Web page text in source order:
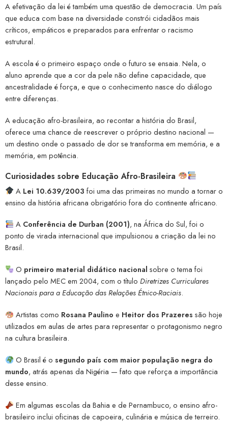
A efetivação da lei é também uma questão de democracia. Um país
que educa com base na diversidade constrói cidadãos mais
críticos, empáticos e preparados para enfrentar o racismo
estrutural.
A escola é o primeiro espaço onde o futuro se ensaia. Nela, o
aluno aprende que a cor da pele não define capacidade, que
ancestralidade é força, e que o conhecimento nasce do diálogo
entre diferenças.
A educação afro-brasileira, ao recontar a história do Brasil,
oferece uma chance de reescrever o próprio destino nacional —
um destino onde o passado de dor se transforma em memória, e a
memória, em potência.
Curiosidades sobre Educação Afro-Brasileira
A Lei 10.639/2003 foi uma das primeiras no mundo a tornar o
ensino da história africana obrigatório fora do continente africano.
A Conferência de Durban (2001), na África do Sul, foi o
ponto de virada internacional que impulsionou a criação da lei no
Brasil.
O primeiro material didático nacional sobre o tema foi
lançado pelo MEC em 2004, com o título Diretrizes Curriculares
Nacionais para a Educação das Relações Étnico-Raciais.
Artistas como Rosana Paulino e Heitor dos Prazeres são hoje
utilizados em aulas de artes para representar o protagonismo negro
na cultura brasileira.
O Brasil é o segundo país com maior população negra do
mundo, atrás apenas da Nigéria — fato que reforça a importância
desse ensino.
Em algumas escolas da Bahia e de Pernambuco, o ensino afro-
brasileiro inclui oficinas de capoeira, culinária e música de terreiro.